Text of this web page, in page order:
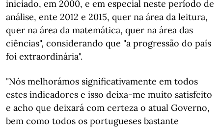
iniciado, em 2000, e em especial neste período de
análise, ente 2012 e 2015, quer na área da leitura,
quer na área da matemática, quer na área das
ciências", considerando que "a progressão do país
foi extraordinária".
"Nós melhorámos significativamente em todos
estes indicadores e isso deixa-me muito satisfeito
e acho que deixará com certeza o atual Governo,
bem como todos os portugueses bastante